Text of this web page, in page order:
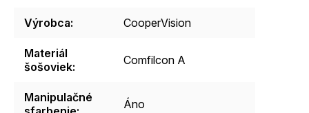
Výrobca: CooperVision
Materiál
šošoviek: Comfilcon A
Manipulačné
Áno